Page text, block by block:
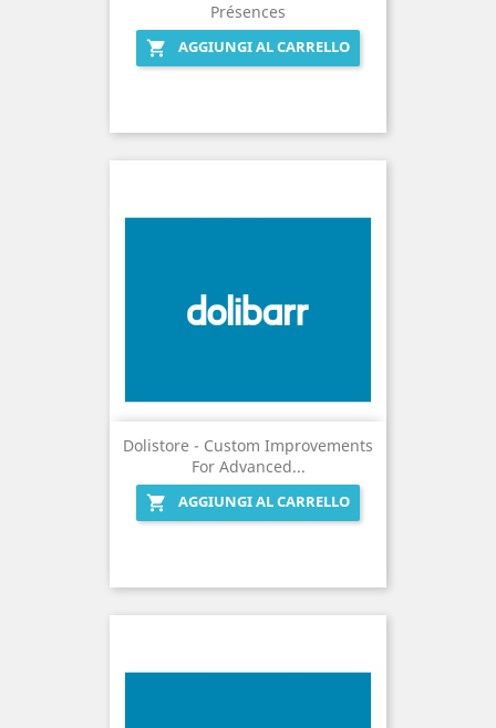
Présences

AGGIUNGI AL CARRELLO
Dolistore - Custom Improvements
For Advanced...

AGGIUNGI AL CARRELLO